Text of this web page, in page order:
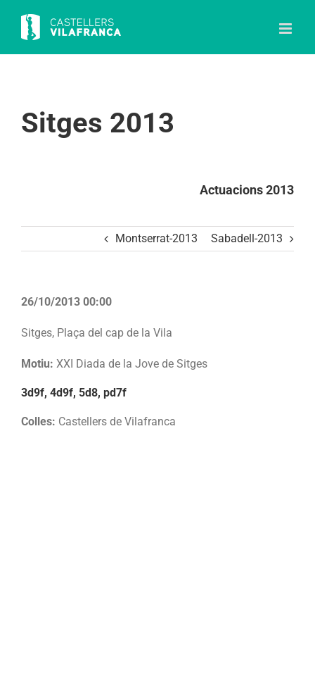
content
Sitges 2013
Actuacions 2013
Montserrat-2013 Sabadell-2013
26/10/2013 00:00
Sitges, Plaça del cap de la Vila
Motiu: XXI Diada de la Jove de Sitges
3d9f, 4d9f, 5d8, pd7f
Colles: Castellers de Vilafranca